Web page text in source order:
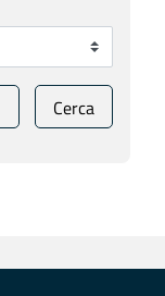
Cerca